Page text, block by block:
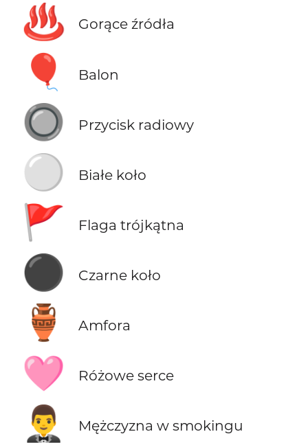
♨️ Gorące źródła
🎈 Balon
🔘 Przycisk radiowy
⚪ Białe koło
🚩 Flaga trójkątna
⚫ Czarne koło
🏺 Amfora
🩷 Różowe serce
🤵‍♂️ Mężczyzna w smokingu